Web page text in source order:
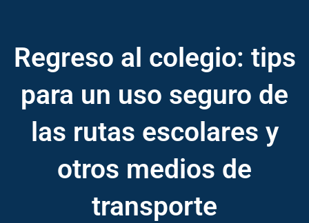
Regreso al colegio: tips
para un uso seguro de
las rutas escolares y
otros medios de
transporte